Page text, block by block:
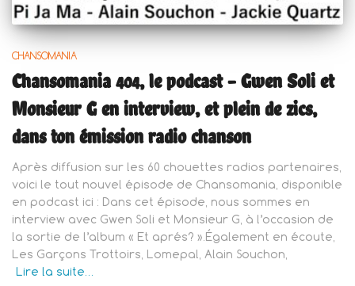
CHANSOMANIA
Chansomania 404, le podcast – Gwen Soli et
Monsieur G en interview, et plein de zics,
dans ton émission radio chanson
Après diffusion sur les 60 chouettes radios partenaires,
voici le tout nouvel épisode de Chansomania, disponible
en podcast ici : Dans cet épisode, nous sommes en
interview avec Gwen Soli et Monsieur G, à l’occasion de
la sortie de l’album « Et aprés? ».Également en écoute,
Les Garçons Trottoirs, Lomepal, Alain Souchon,
Lire la suite…